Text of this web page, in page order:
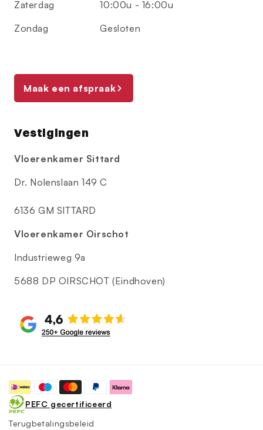
Zaterdag
Zondag
10:00u - 16:00u
Gesloten
Maak een afspraak
Vestigingen
Vloerenkamer Sittard
Dr. Nolenslaan 149 C
6136 GM SITTARD
Vloerenkamer Oirschot
Industrieweg 9a
5688 DP OIRSCHOT (Eindhoven)
PEFC gecertificeerd
Terugbetalingsbeleid
Betaalmethoden